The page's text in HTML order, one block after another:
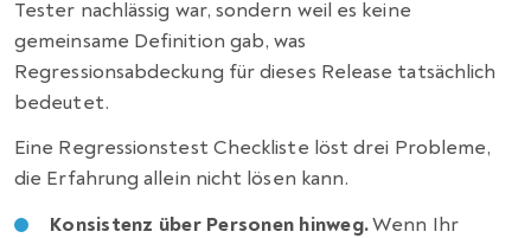
Tester nachlässig war, sondern weil es keine
gemeinsame Definition gab, was
Regressionsabdeckung für dieses Release tatsächlich
bedeutet.
Eine Regressionstest Checkliste löst drei Probleme,
die Erfahrung allein nicht lösen kann.
Konsistenz über Personen hinweg.Wenn Ihr